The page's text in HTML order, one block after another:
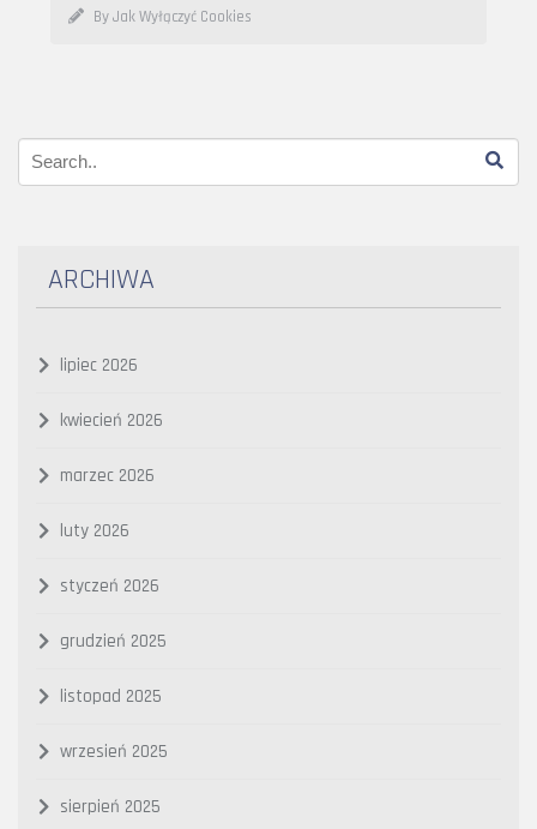
By Jak Wyłączyć Cookies
ARCHIWA
lipiec 2026
kwiecień 2026
marzec 2026
luty 2026
styczeń 2026
grudzień 2025
listopad 2025
wrzesień 2025
sierpień 2025